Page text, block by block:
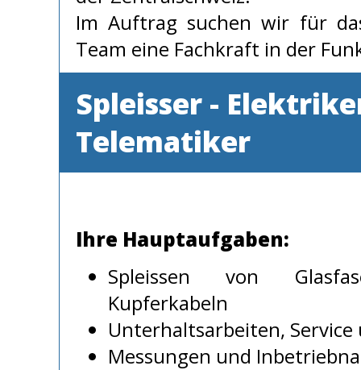
Im Auftrag suchen wir für
Team eine Fachkraft in der
Spleisser -
Telematiker
Ihre Hauptaufgaben:
Spleissen von
Kupferkabeln
Unterhaltsarbeiten,
Messungen und